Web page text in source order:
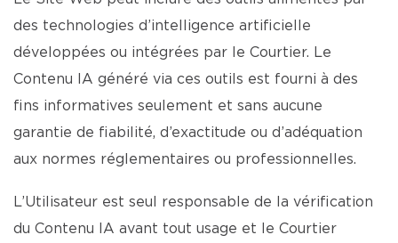
des technologies d’intelligence artificielle
développées ou intégrées par le Courtier. Le
Contenu IA généré via ces outils est fourni à des
fins informatives seulement et sans aucune
garantie de fiabilité, d’exactitude ou d’adéquation
aux normes réglementaires ou professionnelles.
L’Utilisateur est seul responsable de la vérification
du Contenu IA avant tout usage et le Courtier